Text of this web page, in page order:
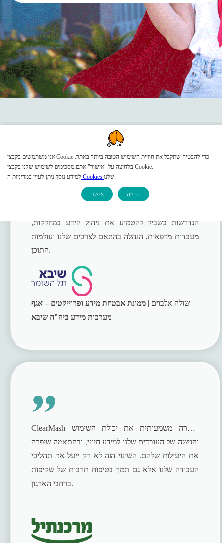
הנדרשות בשביל להטמיע את ניהול הידע במחלקות,
מעבדות מרפאות, הנהלה בהתאם לצרכים שלנו ועולמות
התוכן.
שולה אלבוים | ממונת אבטחת מידע ופרוייקטים – אגף
מערכות מידע ביה"ח שיבא
ClearMash שיפרה משמעותית את יכולת השימוש
והגישה של העובדים שלנו למידע חיוני, ובהתאמה שיפרה
את היעילות שלהם. השינוי הזה לא רק ייעל את תהליכי
העבודה שלנו אלא גם תמך בטיפוח תרבות של שקיפות
ברחבי הארגון.
אנו משתמשים בקבצי Cookie כדי להבטיח שתקבל את חוויית השימוש הטובה ביותר באתר.
בלחיצה על "אישור" אתם מסכימים לשימוש שלנו בקבצי Cookie.
למידע נוסף ניתן לעיין במדיניות ה Cookies שלנו.
אישור דחייה